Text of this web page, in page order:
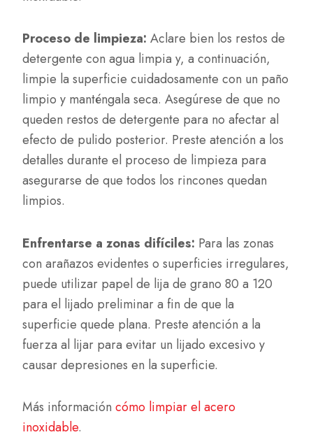
Proceso de limpieza:Aclare bien los restos de
detergente con agua limpia y, a continuación,
limpie la superficie cuidadosamente con un paño
limpio y manténgala seca. Asegúrese de que no
queden restos de detergente para no afectar al
efecto de pulido posterior. Preste atención a los
detalles durante el proceso de limpieza para
asegurarse de que todos los rincones quedan
limpios.
Enfrentarse a zonas difíciles: Para las zonas
con arañazos evidentes o superficies irregulares,
puede utilizar papel de lija de grano 80 a 120
para el lijado preliminar a fin de que la
superficie quede plana. Preste atención a la
fuerza al lijar para evitar un lijado excesivo y
causar depresiones en la superficie.
Más informacióncómo limpiar el acero
inoxidable.